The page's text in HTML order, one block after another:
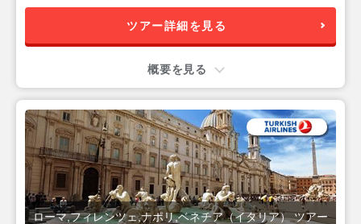
ツアー詳細を見る
概要を見る
ローマ,フィレンツェ,ナポリ,ベネチア（イタリア） ツアー